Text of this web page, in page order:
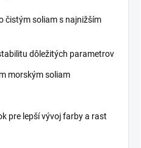
čistým soliam s najnižším
dôležitých parametrov
morským soliam
pre lepší vývoj farby a rast